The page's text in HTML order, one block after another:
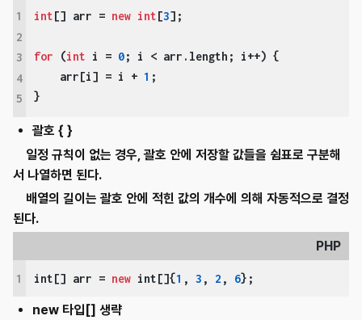
1
2
3
4
5
int[] arr = new int[3];
for (int i = 0; i < arr.length; i++) {
    arr[i] = i +
1 ;
}
괄호 { }
일정 규칙이 없는 경우, 괄호 안에 저장할 값들을 쉼표로 구분해
서 나열하면 된다.
배열의 길이는 괄호 안에 적힌 값의 개수에 의해 자동적으로 결정
된다.
PHP
1 int[] arr = new int[]{1 , 3 , 2 , 6};
new 타입[] 생략